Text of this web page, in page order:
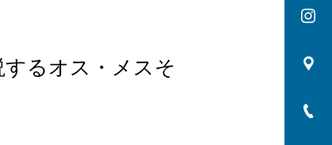
るオス・メスそ